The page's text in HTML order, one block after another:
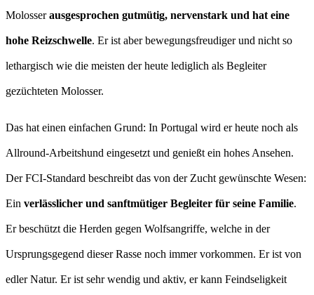
Molosserausgesprochen gutmütig, nervenstark und hat eine
hohe Reizschwelle. Er ist aber bewegungsfreudiger und nicht so
lethargisch wie die meisten der heute lediglich als Begleiter
gezüchteten Molosser.
Das hat einen einfachen Grund: In Portugal wird er heute noch als
Allround-Arbeitshund eingesetzt und genießt ein hohes Ansehen.
Der FCI-Standard beschreibt das von der Zucht gewünschte Wesen:
Ein verlässlicher und sanftmütiger Begleiter für seine Familie.
Er beschützt die Herden gegen Wolfsangriffe, welche in der
Ursprungsgegend dieser Rasse noch immer vorkommen. Er ist von
edler Natur. Er ist sehr wendig und aktiv, er kann Feindseligkeit